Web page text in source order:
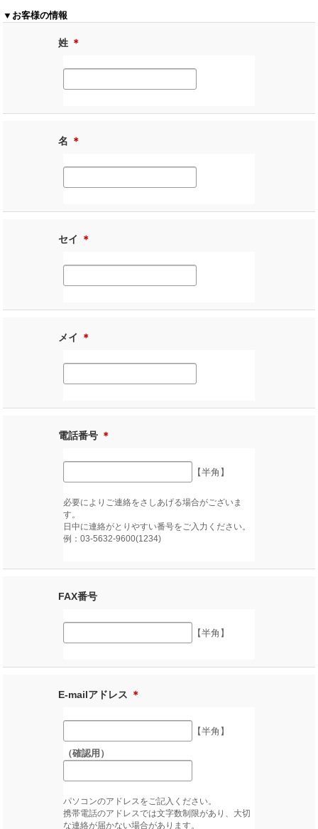
▼お客様の情報
姓 ＊
名 ＊
セイ ＊
メイ ＊
電話番号 ＊
【半角】
必要によりご連絡をさしあげる場合がございま
す。
日中に連絡がとりやすい番号をご入力ください。
例：03-5632-9600(1234)
FAX番号
【半角】
E-mailアドレス ＊
【半角】
（確認用）
パソコンのアドレスをご記入ください。
携帯電話のアドレスでは文字数制限があり、大切
な連絡が届かない場合があります。